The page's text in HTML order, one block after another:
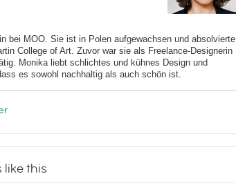
bei MOO. Sie ist in Polen aufgewachsen und absolvierte
College of Art. Zuvor war sie als Freelance-Designerin
Monika liebt schlichtes und kühnes Design und
es sowohl nachhaltig als auch schön ist.
like this